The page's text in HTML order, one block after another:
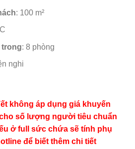
₫.
: 100 m²
trong: 8 phòng
nghi
không áp dụng giá khuyến
số lượng người tiêu chuẩn
ở full sức chứa sẽ tính phụ
để biết thêm chi tiết